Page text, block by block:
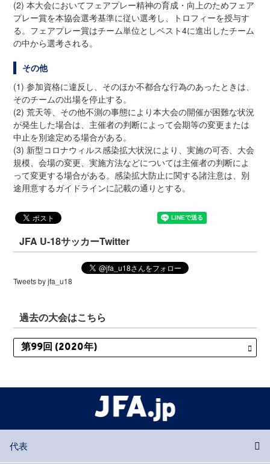
(2) 本大会においてフェアプレー精神の育成・向上のためフェア
プレー賞を本協会選考基準に従い選考し、トロフィーを授与す
る。フェアプレー賞はチーム単位としベスト4に進出したチーム
の中から選考される。
その他
(1) 参加資格に違反し、そのほか不都合な行為のあったときは、
そのチームの出場を停止する。
(2) 荒天等、その他不測の事態により本大会の開催が困難な状況
が発生した場合は、主催者の判断によって会期等の変更または
中止を別途定める場合がある。
(3) 新型コロナウィルス感染拡大状況により、実施の可否、大会
規模、会場の変更、実施方法などについては主催者の判断によ
って変更する場合がある。感染拡大防止に関する諸注意は、別
途用意するガイドラインに記載の通りとする。
JFA U-18サッカーTwitter
Tweets by jfa_u18
過去の大会はこちら
代表